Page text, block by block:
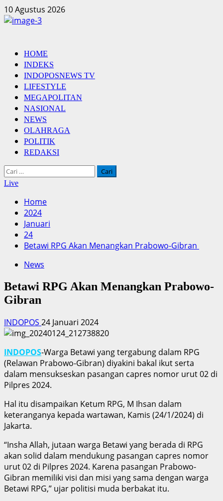
Skip
to
10 Agustus 2026
Primary
Menu
HOME
INDEKS
INDOPOSNEWS TV
LIFESTYLE
MEGAPOLITAN
NASIONAL
NEWS
OLAHRAGA
POLITIK
REDAKSI
Cari
untuk:
Live
Home
2024
Januari
24
Betawi RPG Akan Menangkan Prabowo-Gibran
News
Betawi RPG Akan Menangkan Prabowo-
Gibran
INDOPOS 24 Januari 2024
INDOPOS-Warga Betawi yang tergabung dalam RPG
(Relawan Prabowo-Gibran) diyakini bakal ikut serta
dalam mensukseskan pasangan capres nomor urut 02 di
Pilpres 2024.
Hal itu disampaikan Ketum RPG, M Ihsan dalam
keteranganya kepada wartawan, Kamis (24/1/2024) di
Jakarta.
“Insha Allah, jutaan warga Betawi yang berada di RPG
akan solid dalam mendukung pasangan capres nomor
urut 02 di Pilpres 2024. Karena pasangan Prabowo-
Gibran memiliki visi dan misi yang sama dengan warga
Betawi RPG,” ujar politisi muda berbakat itu.